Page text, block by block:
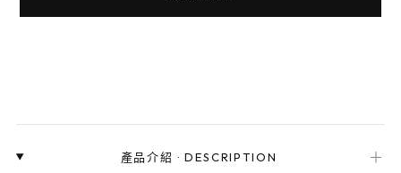
產品介紹 ·DESCRIPTION ＋